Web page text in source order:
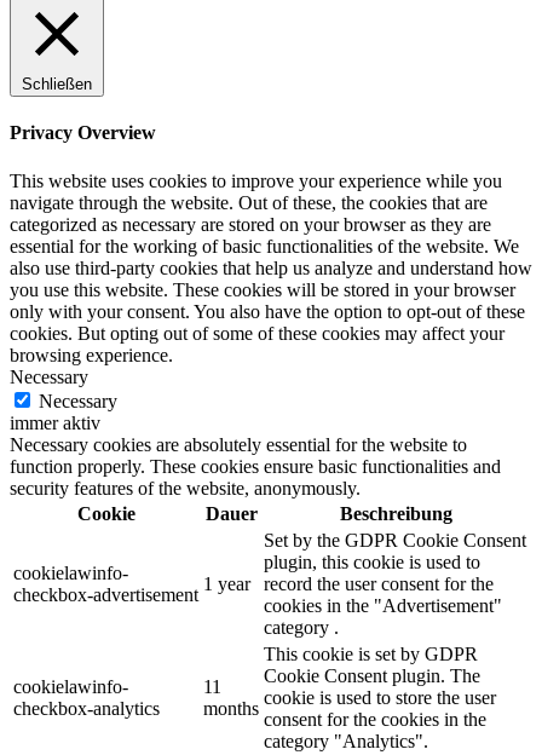
Schließen
Privacy Overview
This website uses cookies to improve your experience while you
navigate through the website. Out of these, the cookies that are
categorized as necessary are stored on your browser as they are
essential for the working of basic functionalities of the website. We
also use third-party cookies that help us analyze and understand how
you use this website. These cookies will be stored in your browser
only with your consent. You also have the option to opt-out of these
cookies. But opting out of some of these cookies may affect your
browsing experience.
Necessary
Necessary
immer aktiv
Necessary cookies are absolutely essential for the website to
function properly. These cookies ensure basic functionalities and
security features of the website, anonymously.
Cookie
Dauer Beschreibung
cookielawinfo-
checkbox-advertisement
1 year
Set by the GDPR Cookie Consent
plugin, this cookie is used to
record the user consent for the
cookies in the "Advertisement"
category .
cookielawinfo-
checkbox-analytics
11
months
This cookie is set by GDPR
Cookie Consent plugin. The
cookie is used to store the user
consent for the cookies in the
category "Analytics".